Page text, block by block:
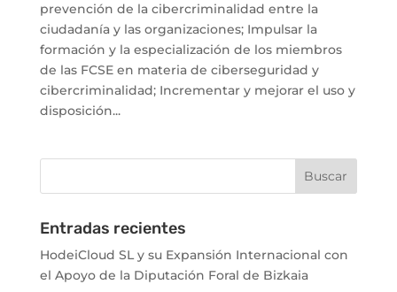
prevención de la cibercriminalidad entre la
ciudadanía y las organizaciones; Impulsar la
formación y la especialización de los miembros
de las FCSE en materia de ciberseguridad y
cibercriminalidad; Incrementar y mejorar el uso y
disposición...
Entradas recientes
HodeiCloud SL y su Expansión Internacional con
el Apoyo de la Diputación Foral de Bizkaia